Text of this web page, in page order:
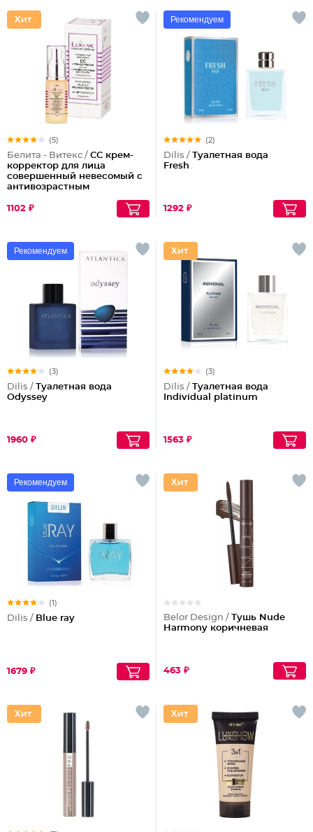
(5)
Белита - Витекс / СС крем-
корректор для лица
совершенный невесомый с
антивозрастным
1102 ₽
Рекомендуем
(2)
Dilis / Туалетная вода
Fresh
1292 ₽
Рекомендуем
(3)
Dilis / Туалетная вода
Odyssey
1960 ₽
(3)
Dilis / Туалетная вода
Individual platinum
1563 ₽
Рекомендуем
(1)
Dilis / Blue ray
1679 ₽
Belor Design / Тушь Nude
Harmony коричневая
463 ₽